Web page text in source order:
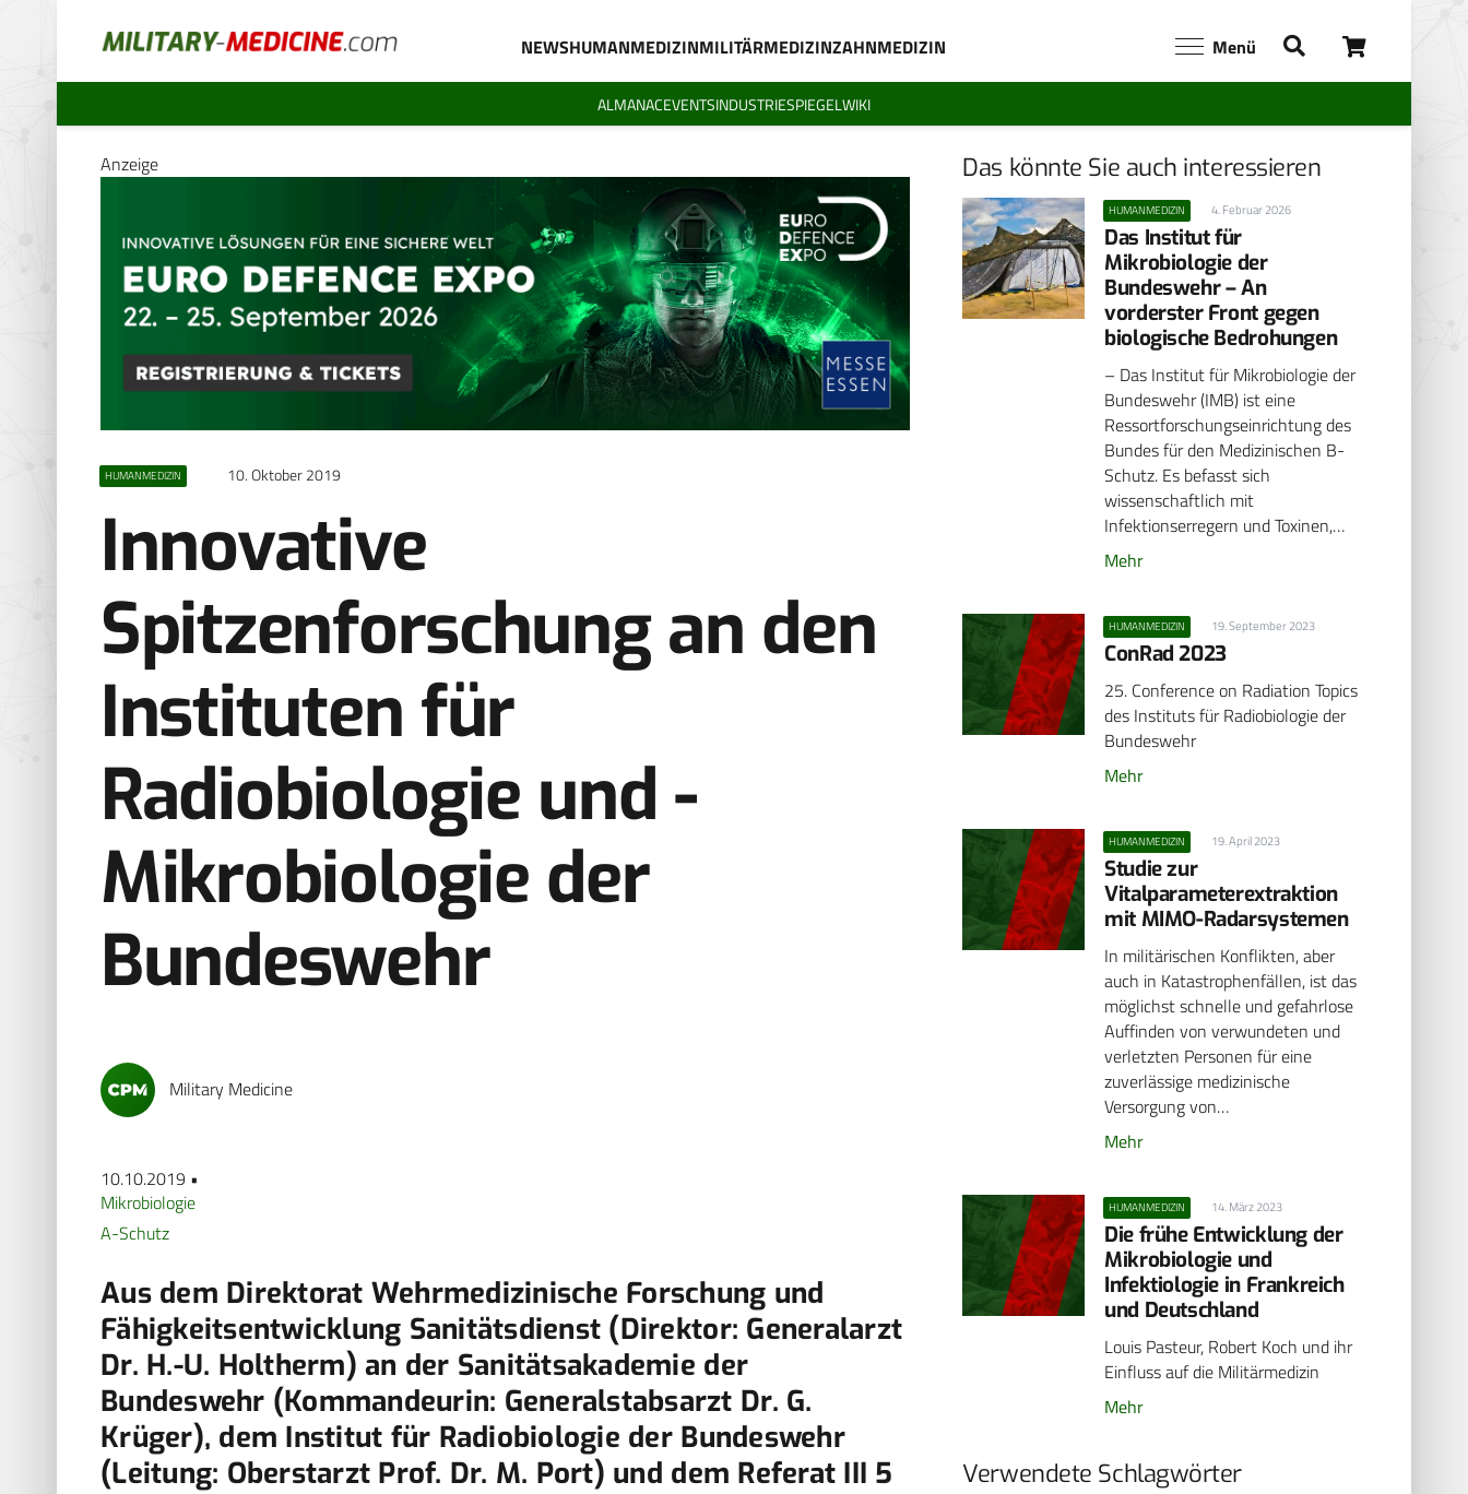
NEWSHUMANMEDIZINMILITÄRMEDIZINZAHNMEDIZIN Menü
ALMANACEVENTSINDUSTRIESPIEGELWIKI
Anzeige
HUMANMEDIZIN 10. Oktober 2019
Innovative
Spitzenforschung an den
­Instituten für
Radiobiologie und ­
Mikrobiologie der
Bundeswehr
Military Medicine
10.10.2019 •
Mikrobiologie
A-Schutz
Aus dem Direktorat Wehrmedizinische Forschung und
Fähigkeitsentwicklung Sanitätsdienst (Direktor: Generalarzt
Dr. H.-U. Holtherm) an der Sanitätsakademie der
Bundeswehr (Kommandeurin: Generalstabsarzt Dr. G.
Krüger), dem Institut für Radiobiologie der Bundeswehr
(Leitung: Oberstarzt Prof. Dr. M. Port) und dem Referat III 5
Das könnte Sie auch interessieren
HUMANMEDIZIN 4. Februar 2026
Das Institut für
Mikrobiologie der
Bundeswehr – An
vorderster Front gegen
biologische Bedrohungen
– Das Institut für Mikrobiologie der
Bundeswehr (IMB) ist eine
Ressortforschungseinrichtung des
Bundes für den Medizinischen B-
Schutz. Es befasst sich
wissenschaftlich mit
Infektionserregern und Toxinen,…
Mehr
HUMANMEDIZIN 19. September 2023
ConRad 2023
25. Conference on Radiation Topics
des Instituts für Radiobiologie der
Bundeswehr
Mehr
HUMANMEDIZIN 19. April 2023
Studie zur
Vitalparameterextraktion
mit MIMO-Radarsystemen
In militärischen Konflikten, aber
auch in Katastrophenfällen, ist das
möglichst schnelle und gefahrlose
Auffinden von verwundeten und
verletzten Personen für eine
zuverlässige medizinische
Versorgung von…
Mehr
HUMANMEDIZIN 14. März 2023
Die frühe Entwicklung der
Mikrobiologie und
Infektiologie in Frankreich
und Deutschland
Louis Pasteur, Robert Koch und ihr
Einfluss auf die Militärmedizin
Mehr
Verwendete Schlagwörter